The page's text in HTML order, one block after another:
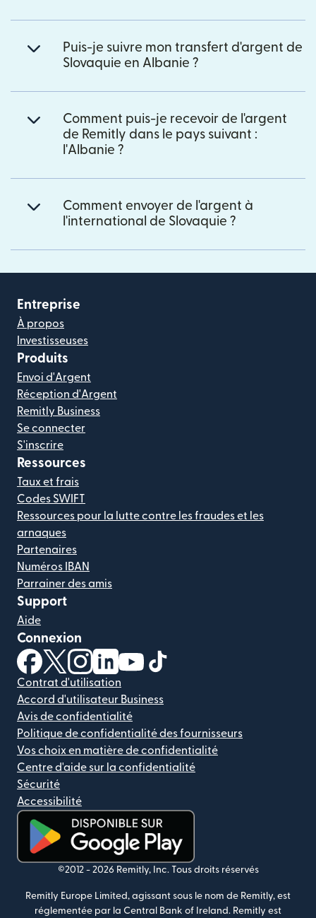
Puis-je suivre mon transfert d'argent de
Slovaquie en Albanie ?
Comment puis-je recevoir de l'argent
de Remitly dans le pays suivant :
l'Albanie ?
Comment envoyer de l'argent à
l'international de Slovaquie ?
Entreprise
À propos
Investisseuses
Produits
Envoi d'Argent
Réception d'Argent
Remitly Business
Se connecter
S'inscrire
Ressources
Taux et frais
Codes SWIFT
Ressources pour la lutte contre les fraudes et les
arnaques
Partenaires
Numéros IBAN
Parrainer des amis
Support
Aide
Connexion
(s'ouvre dans une nouvelle fenêtre)
(s'ouvre dans une nouvelle fenêtre)
(s'ouvre dans une nouvelle fenêtre)
(s'ouvre dans une nouvelle fenêtre)
(s'ouvre dans une nouvelle
Contrat d'utilisation
Accord d'utilisateur Business
Avis de confidentialité
Politique de confidentialité des fournisseurs
Vos choix en matière de confidentialité
Centre d'aide sur la confidentialité
Sécurité
Accessibilité
(s'ouvre dans une nouvelle fenêtre)
©2012 - 2026 Remitly, Inc. Tous droits réservés
Remitly Europe Limited, agissant sous le nom de Remitly, est
réglementée par la Central Bank of Ireland. Remitly est